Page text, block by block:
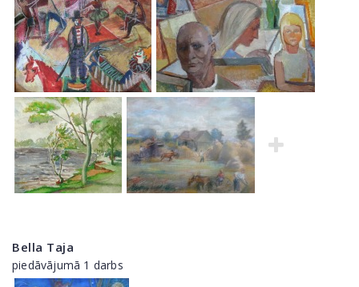
Bella Taja
piedāvājumā 1 darbs